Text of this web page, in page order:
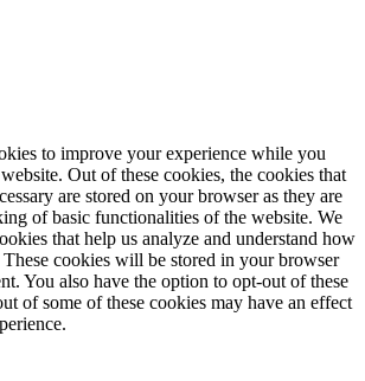
to improve your experience while you
Out of these cookies, the cookies that
are stored on your browser as they are
of basic functionalities of the website. We
that help us analyze and understand how
cookies will be stored in your browser
You also have the option to opt-out of these
of some of these cookies may have an effect